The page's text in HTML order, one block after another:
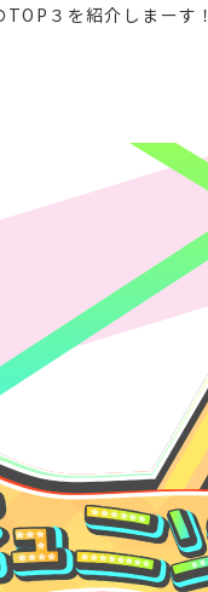
３を紹介しまーす！